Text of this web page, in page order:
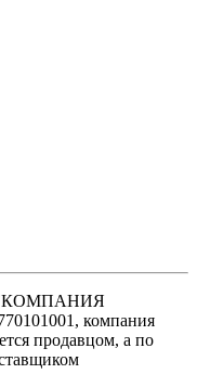
"КОМПАНИЯ
компания
продавцом, а по